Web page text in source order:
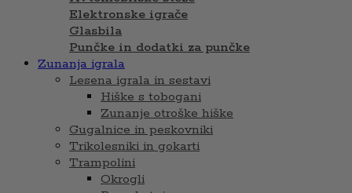
Elektronske igrače
Glasbila
Punčke in dodatki za punčke
Zunanja igrala
Lesena igrala in sestavi
Hiške s tobogani
Zunanje otroške hiške
Gugalnice in peskovniki
Trikolesniki in gokarti
Trampolini
Okrogli